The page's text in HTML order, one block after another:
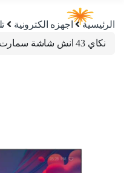
الرئيسية اجهزه الكترونية
نكاي 43 انش شاشة سمارت اتش دي ال اي دي 1’ح